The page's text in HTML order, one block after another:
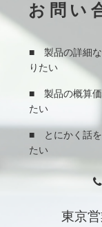
お問い
■ 製品の詳細な
りたい
■ 製品の概算価
たい
■ とにかく話を
たい
東京営